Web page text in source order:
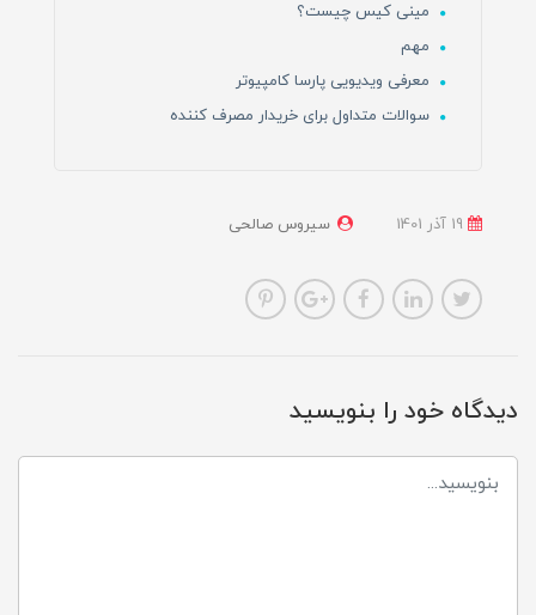
مینی کیس چیست؟
مهم
معرفی ویدیویی پارسا کامپیوتر
سوالات متداول برای خریدار مصرف کننده
سیروس صالحی
دیدگاه خود را بنویسید